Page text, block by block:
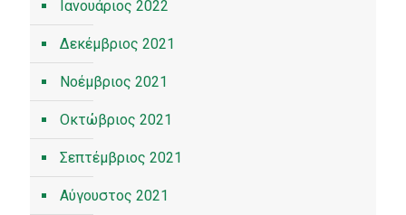
Ιανουάριος 2022
Δεκέμβριος 2021
Νοέμβριος 2021
Οκτώβριος 2021
Σεπτέμβριος 2021
Αύγουστος 2021